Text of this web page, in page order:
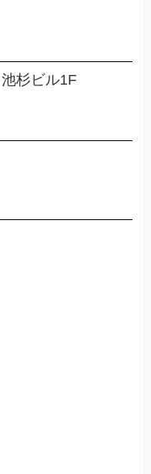
杉ビル1F